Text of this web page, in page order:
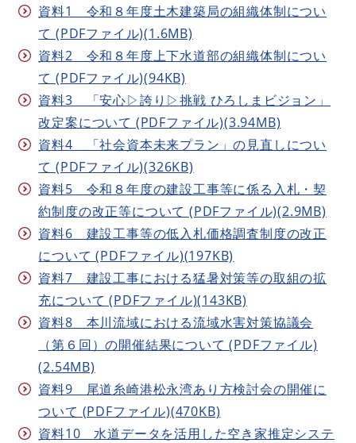
資料1 令和８年度土木建築局の組織体制につい
て (PDFファイル)(1.6MB)
資料2 令和８年度上下水道部の組織体制につい
て (PDFファイル)(94KB)
資料3 「安心▷誇り▷挑戦 ひろしまビジョン」
改定案について (PDFファイル)(3.94MB)
資料4 「社会資本未来プラン」の見直しについ
て (PDFファイル)(326KB)
資料5 令和８年度の建設工事等に係る入札・契
約制度の改正等について (PDFファイル)(2.9MB)
資料6 建設工事等の低入札価格調査制度の改正
について (PDFファイル)(197KB)
資料7 建設工事における猛暑対策等の取組の拡
充について (PDFファイル)(143KB)
資料8 本川流域における流域水害対策協議会
（第６回）の開催結果について (PDFファイル)
(2.54MB)
資料9 尾道糸崎港松永湾あり方検討会の開催に
ついて (PDFファイル)(470KB)
資料10 水道データを活用した空き家推定システ